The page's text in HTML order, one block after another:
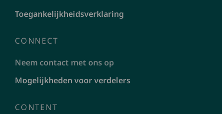
Toegankelijkheidsverklaring
CONNECT
Neem contact met ons op
Mogelijkheden voor verdelers
CONTENT